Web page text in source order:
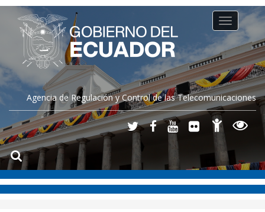
Agencia de Regulación y Control de las Telecomunicaciones
Toggle
navigation